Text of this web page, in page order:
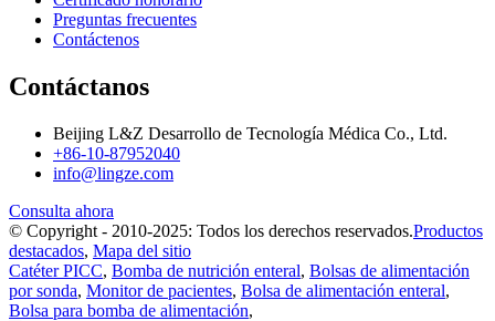
Preguntas frecuentes
Contáctenos
Contáctanos
Beijing L&Z Desarrollo de Tecnología Médica Co., Ltd.
+86-10-87952040
info@lingze.com
Consulta ahora
© Copyright - 2010-2025: Todos los derechos reservados.Productos
destacados, Mapa del sitio
Catéter PICC, Bomba de nutrición enteral, Bolsas de alimentación
por sonda, Monitor de pacientes, Bolsa de alimentación enteral,
Bolsa para bomba de alimentación,